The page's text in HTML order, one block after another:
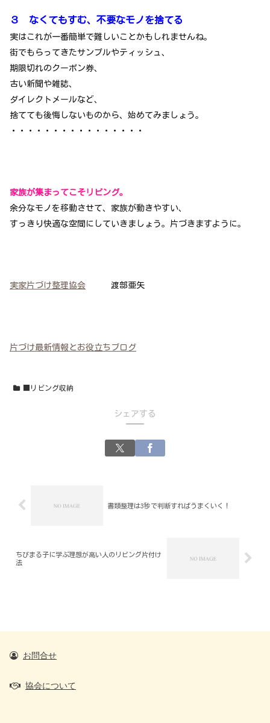
３ なくてもすむ、不要なモノを捨てる
実はこれが一番簡単で難しいことかもしれませんね。
街でもらってきたサンプルやティッシュ、
期限切れのクーポン券、
古い新聞や雑誌、
ダイレクトメールなど、
捨てても後悔しないものから、始めてみましょう。
・・・・・・・・・・・・・・・・
家族が集まってこそリビング。
余分なモノを移動させて、家族が動きやすい、
すっきり快適な空間にしていきましょう。 片づきますように。
実家片づけ整理協会 渡部亜矢
片づけ最新情報とお役立ちブログ
■リビング収納
シェアする
書類整理は3秒で判断すればうまくいく！
ちびまる子に学ぶ理想が高い人のリビング片付け
法
お問合せ
協会について